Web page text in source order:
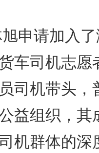
申请加入了
车司机志愿
司机带头，
益组织，其
机群体的深